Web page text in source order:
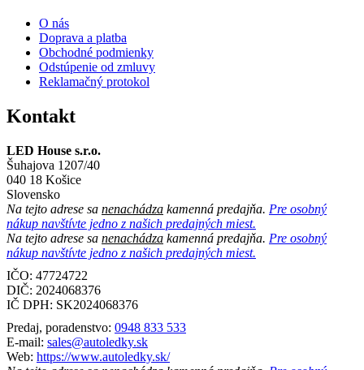
O nás
Doprava a platba
Obchodné podmienky
Odstúpenie od zmluvy
Reklamačný protokol
Kontakt
LED House s.r.o.
Šuhajova 1207/40
040 18 Košice
Slovensko
Na tejto adrese sa nenachádza kamenná predajňa. Pre osobný
nákup navštívte jedno z našich predajných miest.
Na tejto adrese sa nenachádza kamenná predajňa. Pre osobný
nákup navštívte jedno z našich predajných miest.
IČO: 47724722
DIČ: 2024068376
IČ DPH: SK2024068376
Predaj, poradenstvo: 0948 833 533
E-mail: sales@autoledky.sk
Web: https://www.autoledky.sk/